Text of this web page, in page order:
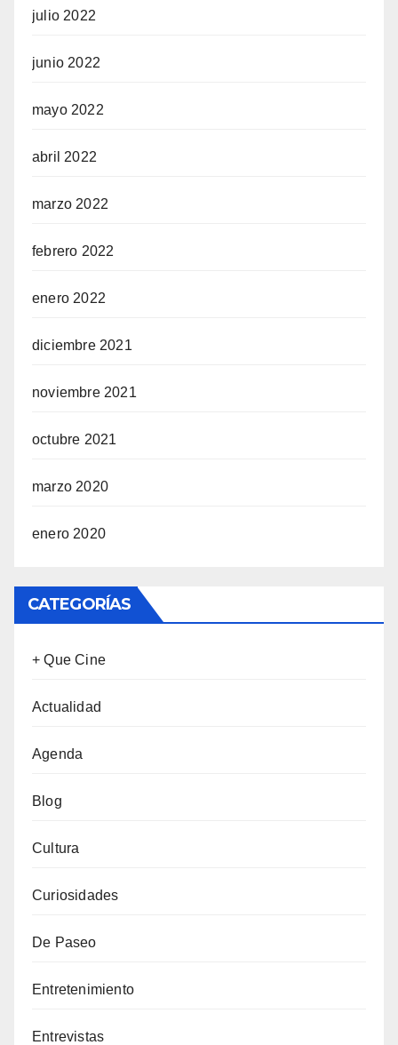
julio 2022
junio 2022
mayo 2022
abril 2022
marzo 2022
febrero 2022
enero 2022
diciembre 2021
noviembre 2021
octubre 2021
marzo 2020
enero 2020
CATEGORÍAS
+ Que Cine
Actualidad
Agenda
Blog
Cultura
Curiosidades
De Paseo
Entretenimiento
Entrevistas